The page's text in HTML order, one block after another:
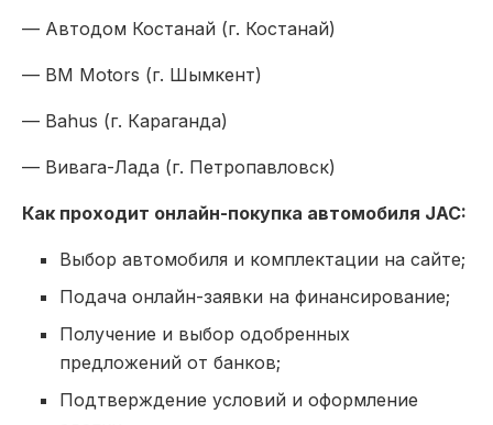
— Автодом Костанай (г. Костанай)
— BM Motors (г. Шымкент)
— Bahus (г. Караганда)
— Вивага-Лада (г. Петропавловск)
Как проходит онлайн-покупка автомобиля JAC:
Выбор автомобиля и комплектации на сайте;
Подача онлайн-заявки на финансирование;
Получение и выбор одобренных
предложений от банков;
Подтверждение условий и оформление